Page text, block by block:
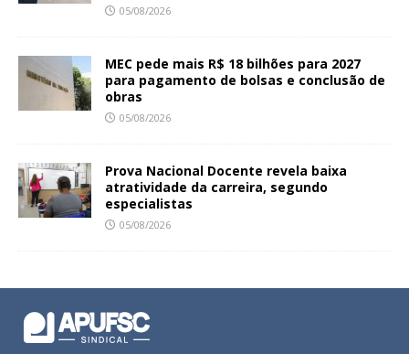
05/08/2026
MEC pede mais R$ 18 bilhões para 2027
para pagamento de bolsas e conclusão de
obras
05/08/2026
Prova Nacional Docente revela baixa
atratividade da carreira, segundo
especialistas
05/08/2026